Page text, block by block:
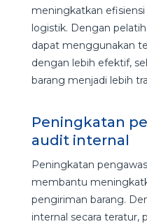
meningkatkan efisiensi
logistik. Dengan
dapat menggunakan
dengan lebih efektif,
barang menjadi lebih
Peningkatan
audit internal
Peningkatan
membantu
pengiriman barang.
internal secara teratur,